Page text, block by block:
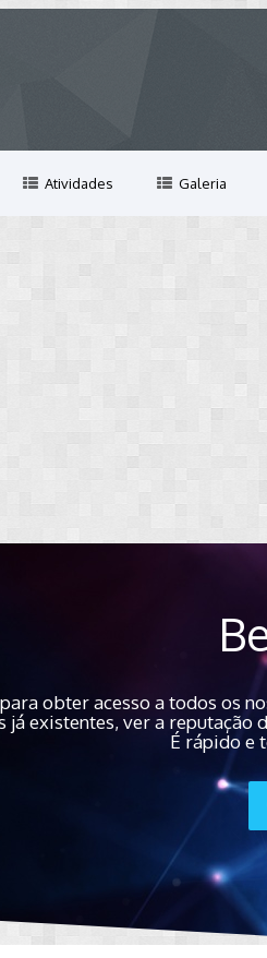
Atividades Galeria
obter acesso a todos os
já existentes, ver a reputação
É rápido e